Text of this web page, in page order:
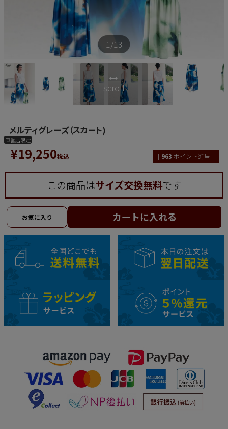
サイズから探す
レーベルから探す
1 /13
scroll
メルティグレーズ（スカート)
直営店限定
¥19,250税込 [ 963 ポイント進呈 ]
この商品はサイズ交換無料です
カートに入れる